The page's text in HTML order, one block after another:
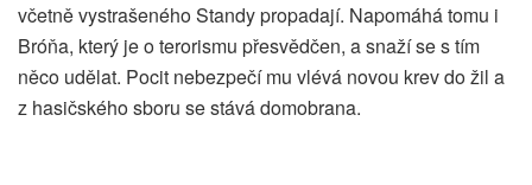
včetně vystrašeného Standy propadají. Napomáhá tomu i
Bróňa, který je o terorismu přesvědčen, a snaží se s tím
něco udělat. Pocit nebezpečí mu vlévá novou krev do žil a
z hasičského sboru se stává domobrana.